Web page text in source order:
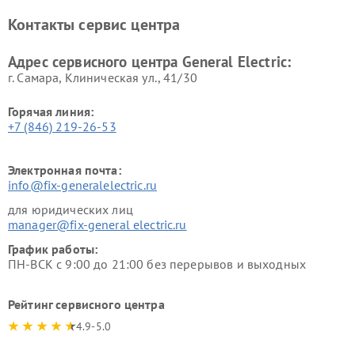
Electric
General Electric
Контакты сервис центра
Адрес сервисного центра General Electric:
г. Самара, Клиническая ул., 41/30
Горячая линия:
+7 (846) 219-26-53
Электронная почта:
info@fix-generalelectric.ru
для юридических лиц
manager@fix-general electric.ru
График работы:
ПН-ВСК с 9:00 до 21:00 без перерывов и выходных
Рейтинг сервисного центра
4.9-5.0